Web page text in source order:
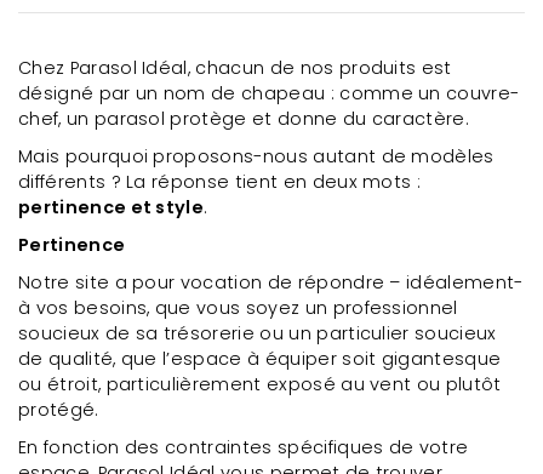
Chez Parasol Idéal, chacun de nos produits est
désigné par un nom de chapeau : comme un couvre-
chef, un parasol protège et donne du caractère.
Mais pourquoi proposons-nous autant de modèles
différents ? La réponse tient en deux mots :
pertinence et style.
Pertinence
Notre site a pour vocation de répondre – idéalement-
à vos besoins, que vous soyez un professionnel
soucieux de sa trésorerie ou un particulier soucieux
de qualité, que l’espace à équiper soit gigantesque
ou étroit, particulièrement exposé au vent ou plutôt
protégé.
En fonction des contraintes spécifiques de votre